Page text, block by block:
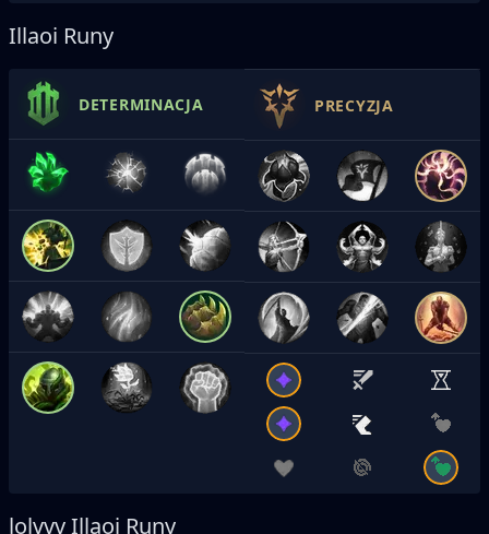
Illaoi Runy
DETERMINACJA PRECYZJA
lolvvvIllaoi Runy